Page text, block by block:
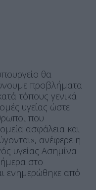
θα
προβλήματα
τόπους γενικά
υγείας ώστε
που
ασφάλεια και
ανέφερε η
υγείας Ασημίνα
στο
ενημερώθηκε από